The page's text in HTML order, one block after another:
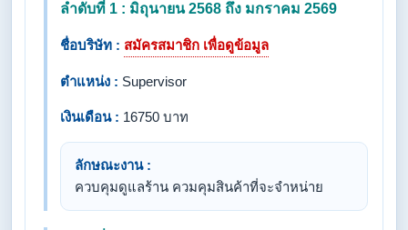
ลำดับที่ 1 : มิถุนายน 2568 ถึง มกราคม 2569
ชื่อบริษัท : สมัครสมาชิก เพื่อดูข้อมูล
ตำแหน่ง : Supervisor
เงินเดือน : 16750 บาท
ลักษณะงาน :
ควบคุมดูแลร้าน ควมคุมสินค้าที่จะจำหน่าย